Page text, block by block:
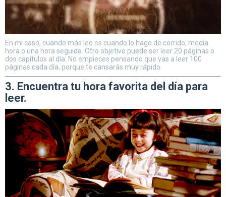
En mi caso, cuando más leo es cuando lo hago de corrido, media
hora o una hora seguida. Otro objetivo puede ser leer 20 páginas o
dos capítulos al día. No empieces pensando que vas a leer 100
páginas cada día, porque te cansarás muy rápido.
3. Encuentra tu hora favorita del día para
leer.